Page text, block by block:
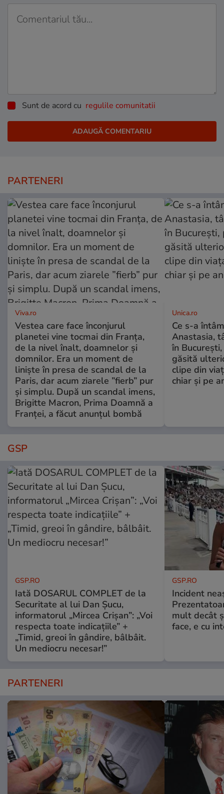
Sunt de acord cu regulile comunitatii
PARTENERI
Viva.ro
Vestea care face înconjurul
planetei vine tocmai din Franța,
de la nivel înalt, doamnelor și
domnilor. Era un moment de
liniște în presa de scandal de la
Paris, dar acum ziarele ”fierb” pur
și simplu. După un scandal imens,
Brigitte Macron, Prima Doamnă a
Franței, a făcut anunțul bombă
Unica.ro
Ce s-a
Anastasia,
în
găsită
clipe din
chiar și pe
GSP
GSP.RO
Iată DOSARUL COMPLET de la
Securitate al lui Dan Șucu,
informatorul „Mircea Crișan”: „Voi
respecta toate indicațiile” +
„Timid, greoi în gândire, bâlbâit.
Un mediocru necesar!”
GSP.RO
Incident
mult decât
face, e cu
PARTENERI